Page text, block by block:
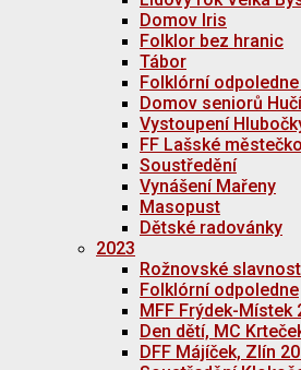
Domov Iris
Folklor bez hranic
Tábor
Folklórní
Domov seniorů
Vystoupení
FF Lašské městečko
Soustředění
Vynášení Mařeny
Masopust
Dětské radovánky
2023
Rožnovské
Folklórní odpoledne
MFF Frýdek-Místek
Den dětí, MC
DFF Májíček, Zlín